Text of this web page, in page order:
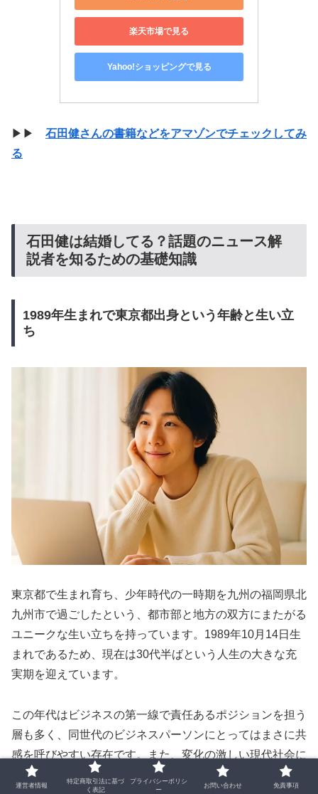
楽天市場で見る
Yahoo!ショッピングで見る
▶▶ 石田健さんの書籍などをアマゾンでチェックしてみ
る
石田健は結婚してる？話題のニュース解
説者を知るための基礎知識
1989年生まれで東京都出身という年齢と生い立
ち
東京都で生まれ育ち、少年時代の一時期を九州の福岡県北
九州市で過ごしたという、都市部と地方の双方にまたがる
ユニークな生い立ちを持っています。1989年10月14日生
まれであるため、現在は30代半ばという人生の大きな充
実期を迎えています。
この年代はビジネスの第一線で責任あるポジションを担う
層も多く、同世代のビジネスパーソンにとってはまさに共
感を呼びやすい存在です。また、変化の激しい現代社会に
おいて、一歩引いた冷静な視点からニュースの背景を分か
運営者情報
特定商取引法に基づ
く表記
プライバシーポリシ
ー
お問い合わせ 免責事項